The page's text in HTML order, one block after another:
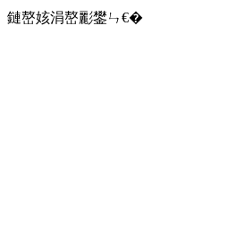
鏈嶅姟涓嶅彲鐢ㄣ€�